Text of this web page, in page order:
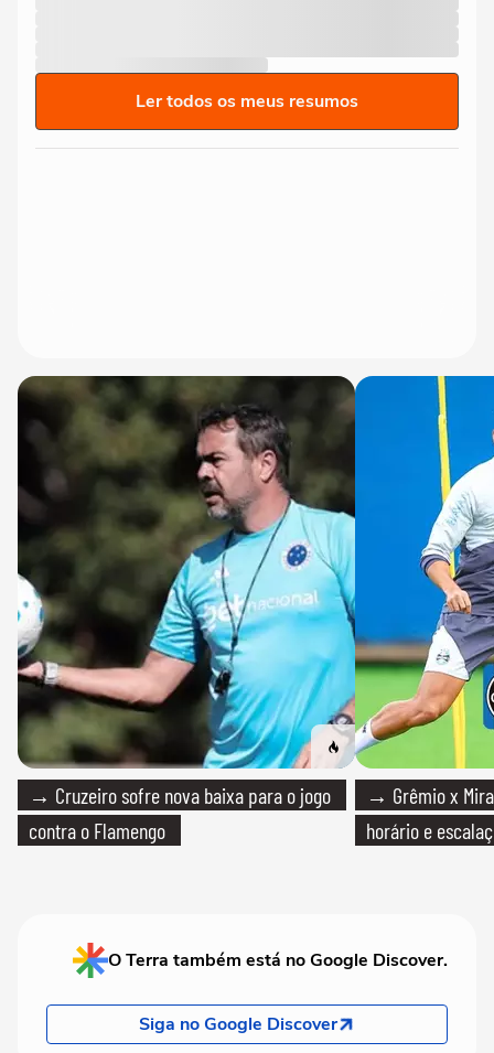
Ler todos os meus resumos
→ Cruzeiro sofre nova baixa para o jogo
contra o Flamengo
→ Grêmio x
horário e
O Terra também está no Google Discover.
Siga no Google Discover